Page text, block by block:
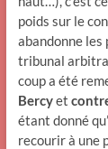
poids sur le
abandonne
tribunal
coup a été
Bercyet
étant donné
recourir à une